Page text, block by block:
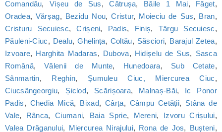
Comandău,Vișeu de Sus,Cătrușa, Băile 1 Mai, Făget,
Oradea, Vărșag, Bezidu Nou,Cristur, Moieciu de Sus, Bran,
Cristuru Secuiesc,Crișeni, Padis, Finiș, Târgu Secuiesc,
Păuleni-Ciuc, Dealu,Ghelința, Coltău, Săsciori, Barajul Zetea,
Izvoare, Harghita Madaras, Dubova, Hidișelu de Sus, Sasca
Română,Vălenii de Munte, Hunedoara, Sub Cetate,
Sânmartin, Reghin, Șumuleu Ciuc, Miercurea Ciuc,
Ciucsângeorgiu, Șiclod, Scărișoara, Malnaș-Băi, Ic Ponor
Padis, Chedia Mică, Bixad,Cârța, Câmpu Cetății, Stâna de
Vale, Rânca,Ciumani, Baia Sprie, Mereni, Izvoru Crișului,
Valea Drăganului, Miercurea Nirajului, Rona de Jos, Bușteni,